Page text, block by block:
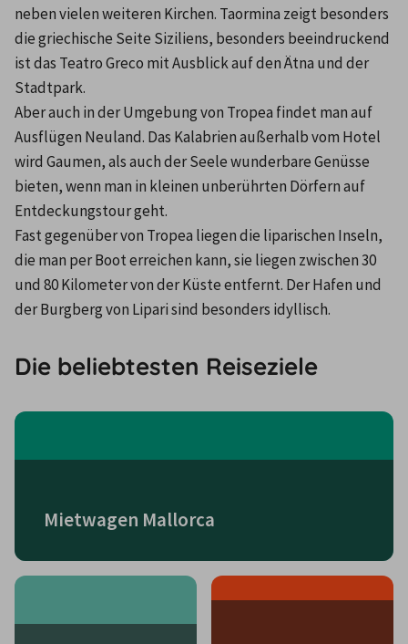
neben vielen weiteren Kirchen. Taormina zeigt besonders
die griechische Seite Siziliens, besonders beeindruckend
ist das Teatro Greco mit Ausblick auf den Ätna und der
Stadtpark.
Aber auch in der Umgebung von Tropea findet man auf
Ausflügen Neuland. Das Kalabrien außerhalb vom Hotel
wird Gaumen, als auch der Seele wunderbare Genüsse
bieten, wenn man in kleinen unberührten Dörfern auf
Entdeckungstour geht.
Fast gegenüber von Tropea liegen die liparischen Inseln,
die man per Boot erreichen kann, sie liegen zwischen 30
und 80 Kilometer von der Küste entfernt. Der Hafen und
der Burgberg von Lipari sind besonders idyllisch.
Die beliebtesten Reiseziele
Mietwagen Mallorca